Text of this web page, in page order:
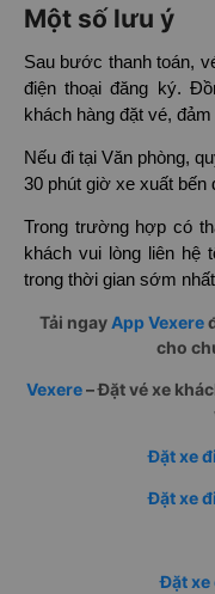
Một số lưu ý
Sau bước thanh toán,
điện thoại đăng ký.
khách hàng đặt vé,
Nếu đi tại Văn phòng,
30 phút giờ xe xuất bến
Trong trường hợp có
khách vui lòng liên hệ
trong thời gian sớm
Tải ngay App Vexere
cho
Vexere– Đặt vé xe
Đặt xe
Đặt xe
Đặt xe